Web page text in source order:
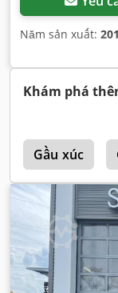
Năm sản xuất:
Khám phá
Gầu xúc